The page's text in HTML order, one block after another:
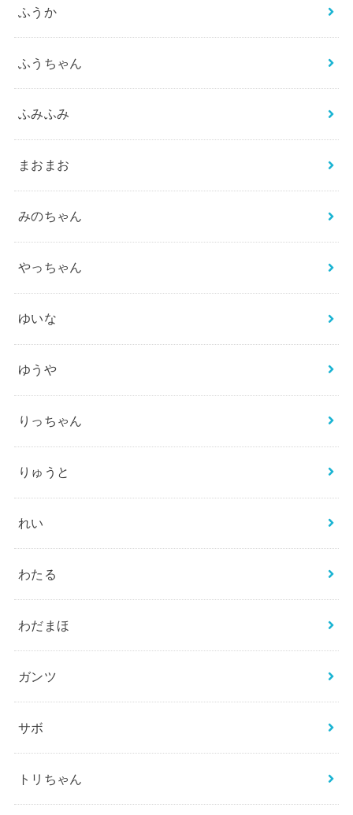
ふうか
ふうちゃん
ふみふみ
まおまお
みのちゃん
やっちゃん
ゆいな
ゆうや
りっちゃん
りゅうと
れい
わたる
わだまほ
ガンツ
サボ
トリちゃん